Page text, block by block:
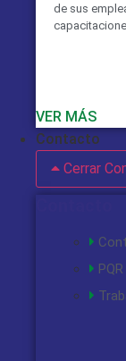
de sus
VER MÁS
Contacto
Cerrar
PQR